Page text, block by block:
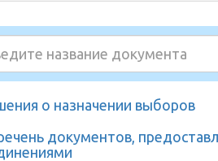
о назначении выборов
документов,